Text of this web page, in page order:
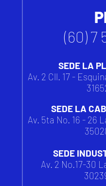
(60) 7
SEDE LA
Av. 2 Cll. 17 -
SEDE LA
Av. 5ta No. 16 - 26
SEDE
Av. 2 No.17-30